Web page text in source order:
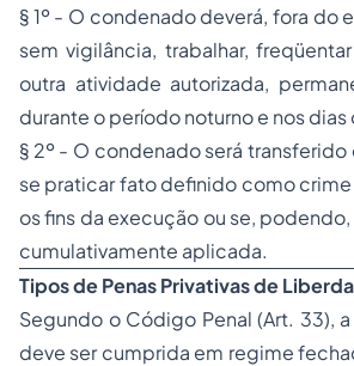
§ 1º - O condenado deverá, fora do
sem vigilância, trabalhar,
outra atividade autorizada,
durante o período noturno e nos dias
§ 2º - O condenado será
se praticar fato definido como
os fins da execução ou se,
cumulativamente aplicada.
Tipos dePenasPrivativas de
Segundo o Código Penal (Art. 33),
deve ser cumprida em regime